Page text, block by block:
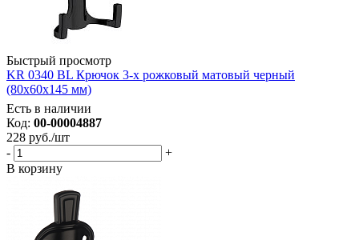
Быстрый просмотр
KR 0340 BL Крючок 3-х рожковый матовый черный
(80х60х145 мм)
Есть в наличии
Код: 00-00004887
228 руб./шт
-
+
В корзину